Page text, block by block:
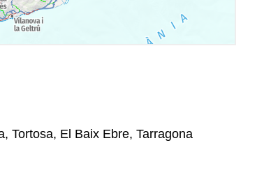
Tortosa, El Baix Ebre, Tarragona